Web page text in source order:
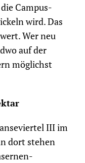
Campus-
wird. Das
Wer neu
auf der
möglichst
III im
dort stehen